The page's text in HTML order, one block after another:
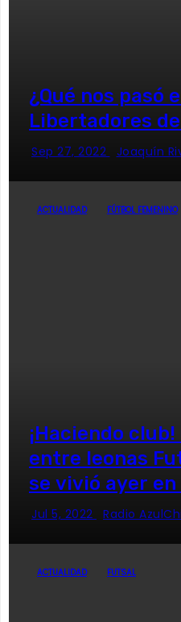
¿Qué nos pasó
Libertadores
Sep 27, 2022 Joaquín
ACTUALIDAD FÚTBOL FEMENINO
¡Haciendo
entre leonas
se vivió ayer en
Jul 5, 2022 Radio
ACTUALIDAD FUTSAL